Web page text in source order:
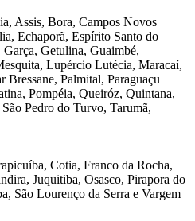
Assis, Bora, Campos Novos
Echaporã, Espírito Santo do
Getulina, Guaimbé,
Lupércio Lutécia, Maracaí,
Palmital, Paraguaçu
Pompéia, Queiróz, Quintana,
Pedro do Turvo, Tarumã,
Cotia, Franco da Rocha,
Juquitiba, Osasco, Pirapora do
São Lourenço da Serra e Vargem